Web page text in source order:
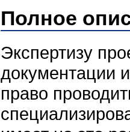
Полное
Экспертизу
документации
право